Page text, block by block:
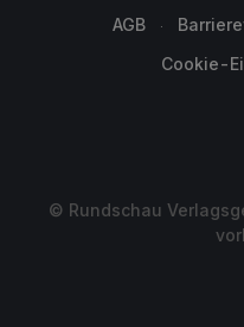
AGB
Cookie-
© Rundschau